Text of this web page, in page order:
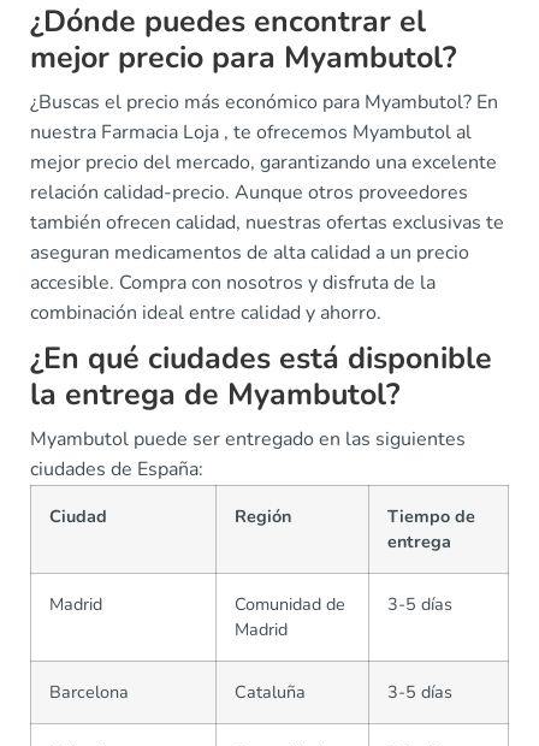
¿Dónde puedes encontrar el
mejor precio para Myambutol?
¿Buscas el precio más económico para Myambutol? En
nuestra Farmacia Loja , te ofrecemos Myambutol al
mejor precio del mercado, garantizando una excelente
relación calidad-precio. Aunque otros proveedores
también ofrecen calidad, nuestras ofertas exclusivas te
aseguran medicamentos de alta calidad a un precio
accesible. Compra con nosotros y disfruta de la
combinación ideal entre calidad y ahorro.
¿En qué ciudades está disponible
la entrega de Myambutol?
Myambutol puede ser entregado en las siguientes
ciudades de España:
Ciudad Región
Tiempo de
entrega
Madrid
Comunidad de
Madrid
3-5 días
Barcelona Cataluña 3-5 días